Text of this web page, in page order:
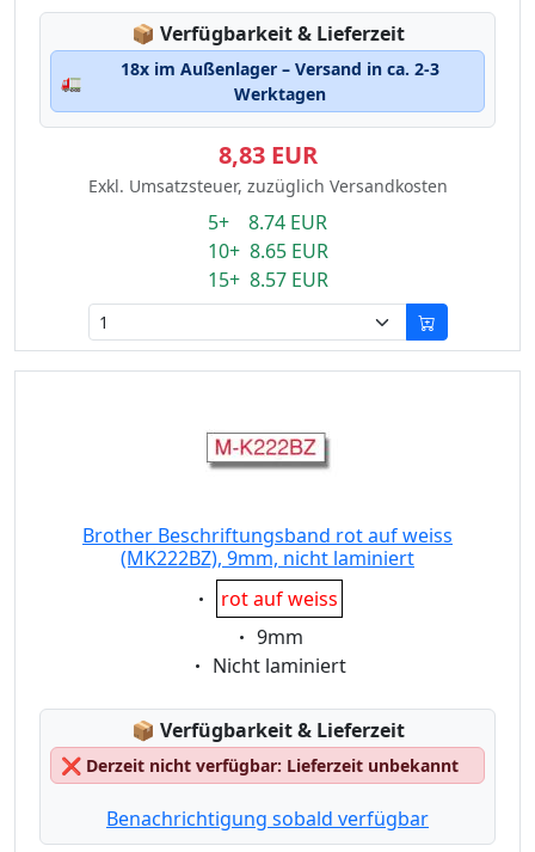
📦 Lagerstatus:
Verfügbarkeit & Lieferzeit
🚛
18x im Außenlager – Versand in ca. 2-3
Werktagen
8,83 EUR
Exkl. Umsatzsteuer, zuzüglich Versandkosten
5+ 8.74 EUR
10+ 8.65 EUR
15+ 8.57 EUR
Brother Beschriftungsband rot auf weiss
(MK222BZ), 9mm, nicht laminiert
Eigenschaft:
rot auf weiss
Eigenschaft:
9mm
Eigenschaft:
Nicht laminiert
📦 Lagerstatus:
Verfügbarkeit & Lieferzeit
❌ Derzeit nicht verfügbar: Lieferzeit unbekannt
Benachrichtigung sobald verfügbar